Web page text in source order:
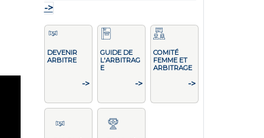
->
DEVENIR
ARBITRE
->
GUIDE DE
L'ARBITRAG
E
->
COMITÉ
FEMME ET
ARBITRAGE
->